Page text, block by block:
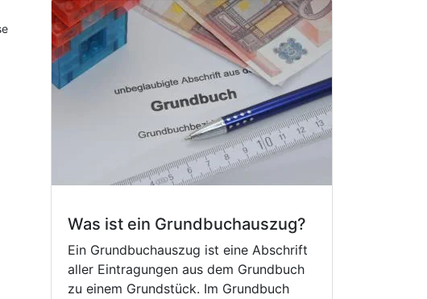
Was ist ein Grundbuchauszug?
Ein Grundbuchauszug ist eine Abschrift
aller Eintragungen aus dem Grundbuch
zu einem Grundstück. Im Grundbuch